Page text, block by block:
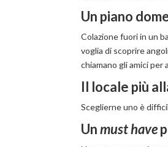
Un piano
Colazione fuori in un
voglia di scoprire
chiamano gli amici
Il locale più
Sceglierne uno è
Unmust have